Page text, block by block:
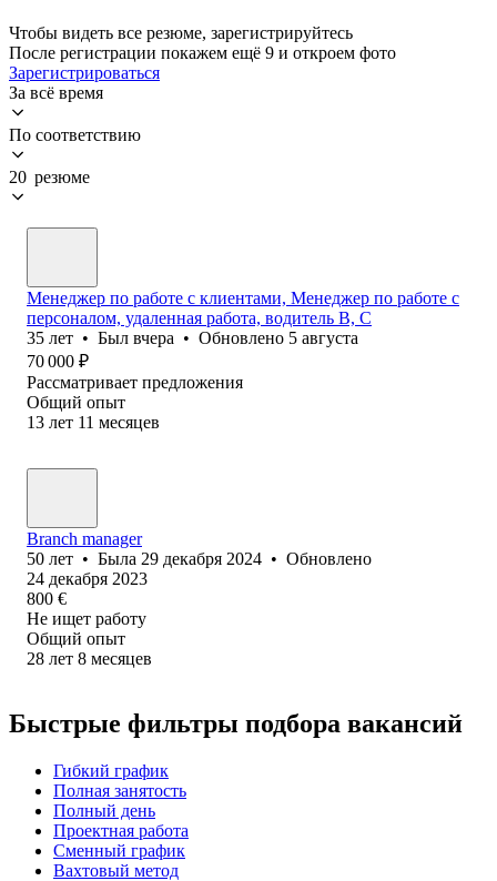
Чтобы видеть все резюме, зарегистрируйтесь
После регистрации покажем ещё 9 и откроем фото
Зарегистрироваться
За всё время
По соответствию
20 резюме
Менеджер по работе с клиентами, Менеджер по работе с
персоналом, удаленная работа, водитель B, C
35 лет • Был вчера • Обновлено 5 августа
70 000 ₽
Рассматривает предложения
Общий опыт
13 лет 11 месяцев
Branch manager
50 лет • Была 29 декабря 2024 • Обновлено
24 декабря 2023
800 €
Не ищет работу
Общий опыт
28 лет 8 месяцев
Быстрые фильтры подбора вакансий
Гибкий график
Полная занятость
Полный день
Проектная работа
Сменный график
Вахтовый метод